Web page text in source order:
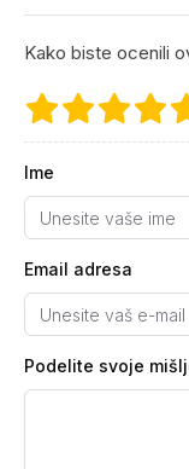
Kako biste ocenili
Ime
Email adresa
Podelite svoje